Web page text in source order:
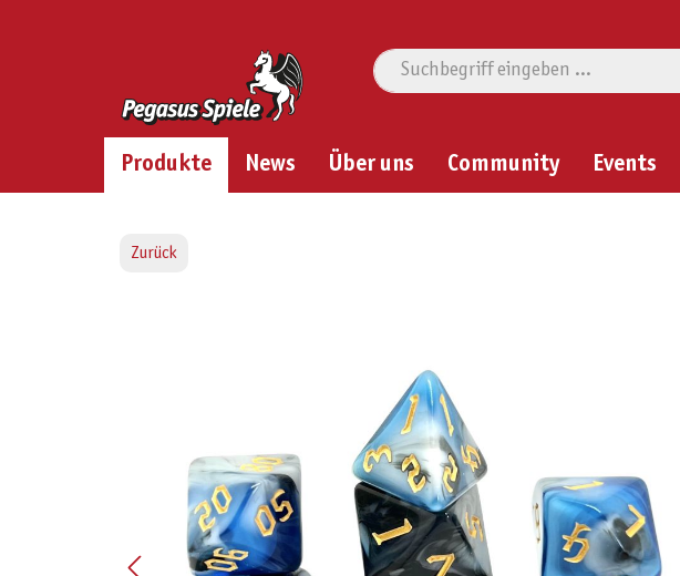
Produkte News Über uns Community Events
Zurück